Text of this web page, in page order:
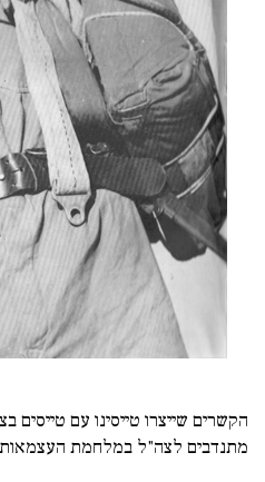
הקשרים שייצרו טייסינו עם טייסים
מתנדבים לצה"ל במלחמת